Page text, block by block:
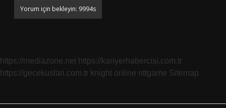
https://mediazone.net https://kariyerhabercisi.com.tr
https://gecekuslari.com.tr knight online nttgame Sitemap